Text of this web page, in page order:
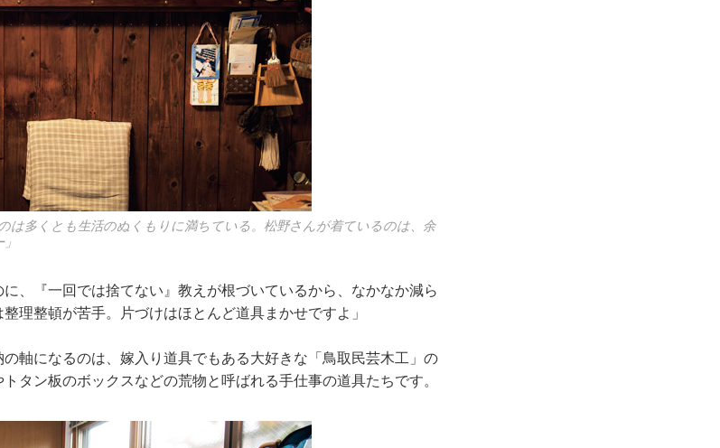
は多くとも生活のぬくもりに満ちている。松野さんが着ているのは、余
に、『一回では捨てない』教えが根づいているから、なかなか減ら
理整頓が苦手。片づけはほとんど道具まかせですよ」
軸になるのは、嫁入り道具でもある大好きな「鳥取民芸木工」の
タン板のボックスなどの荒物と呼ばれる手仕事の道具たちです。